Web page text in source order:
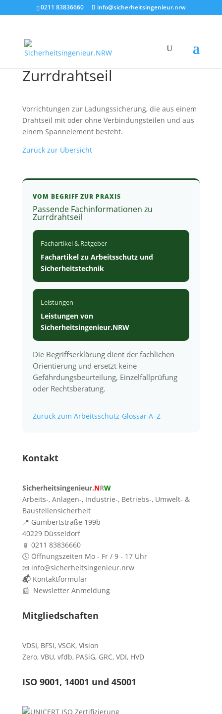
0211 83836660 info@sicherheitsingenieur.nrw
Zurrdrahtseil
Vorrichtungen zur Ladungssicherung, die aus einem
Drahtseil mit oder ohne Verbindungsteilen und aus
einem Spannelement besteht.
Zurück zur Übersicht
VOM BEGRIFF ZUR PRAXIS
Passende Fachinformationen zu
Zurrdrahtseil
Fachartikel & Ratgeber
Fachartikel zu Arbeitsschutz und
Sicherheitstechnik
Leistungen
Leistungen von
Sicherheitsingenieur.NRW
Die Begriffserklärung dient der fachlichen
Orientierung und ersetzt keine
Gefährdungsbeurteilung, Einzelfallprüfung
oder Rechtsberatung.
Zurück zum Arbeitsschutz-Glossar A–Z
Kontakt
Sicherheitsingenieur.NRW
Arbeits-, Anlagen-, Industrie-, Betriebs-, Umwelt- &
Baustellensicherheit
📍 Gumbertstraße 199b
40229 Düsseldorf
📱 0211 83836660
🕔 Öffnungszeiten Mo - Fr / 9 - 17 Uhr
📧 info@sicherheitsingenieur.nrw
📬 Kontaktformular
📰 Newsletter Anmeldung
Mitgliedschaften
VDSI, BFSI, VSGK, Vision
Zero, VBU, vfdb, PASiG, GRC, VDI, HVD
ISO 9001, 14001 und 45001